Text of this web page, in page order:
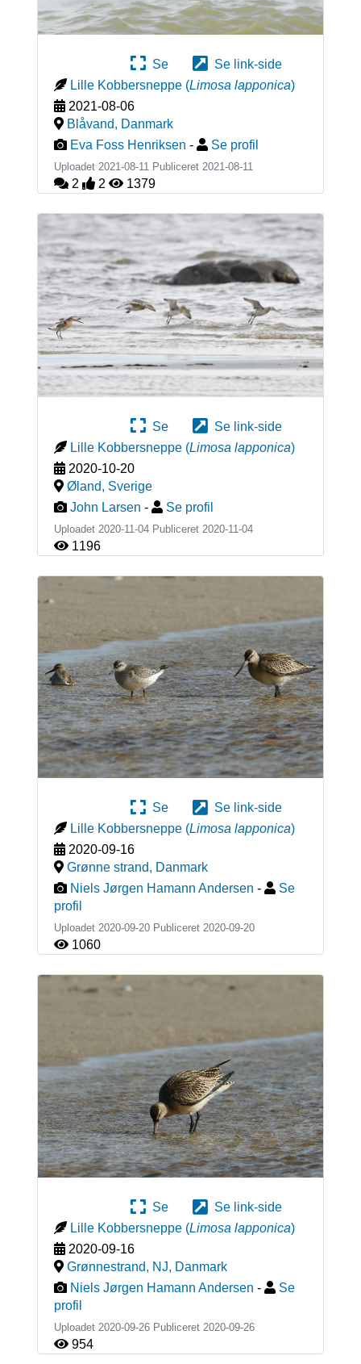
Se
Se link-side
Lille Kobbersneppe (Limosa lapponica)
2021-08-06
Blåvand, Danmark
Eva Foss Henriksen - Se profil
Uploadet 2021-08-11 Publiceret 2021-08-11
2 2 1379
Se
Se link-side
Lille Kobbersneppe (Limosa lapponica)
2020-10-20
Øland, Sverige
John Larsen - Se profil
Uploadet 2020-11-04 Publiceret 2020-11-04
1196
Se
Se link-side
Lille Kobbersneppe (Limosa lapponica)
2020-09-16
Grønne strand, Danmark
Niels Jørgen Hamann Andersen -
Se
profil
Uploadet 2020-09-20 Publiceret 2020-09-20
1060
Se
Se link-side
Lille Kobbersneppe (Limosa lapponica)
2020-09-16
Grønnestrand, NJ, Danmark
Niels Jørgen Hamann Andersen -
Se
profil
Uploadet 2020-09-26 Publiceret 2020-09-26
954